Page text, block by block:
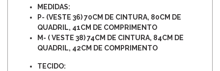
MEDIDAS:
P- (VESTE 36) 70CM DE CINTURA, 80CM DE
QUADRIL, 41CM DE COMPRIMENTO
M- ( VESTE 38) 74CM DE CINTURA, 84CM DE
QUADRIL, 42CM DE COMPRIMENTO
TECIDO: